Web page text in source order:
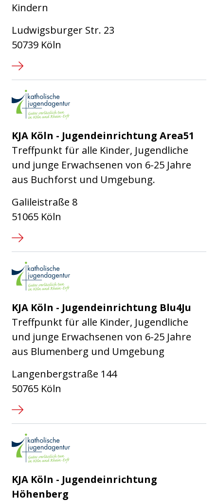
Kindern
Ludwigsburger Str. 23
50739 Köln
KJA Köln - Jugendeinrichtung Area51
Treffpunkt für alle Kinder, Jugendliche
und junge Erwachsenen von 6-25 Jahre
aus Buchforst und Umgebung.
Galileistraße 8
51065 Köln
KJA Köln - Jugendeinrichtung Blu4Ju
Treffpunkt für alle Kinder, Jugendliche
und junge Erwachsenen von 6-25 Jahre
aus Blumenberg und Umgebung
Langenbergstraße 144
50765 Köln
KJA Köln - Jugendeinrichtung
Höhenberg